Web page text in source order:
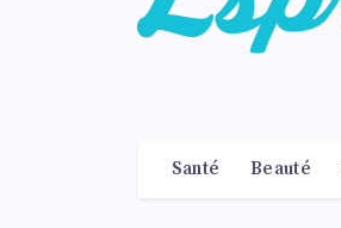
Santé Beauté